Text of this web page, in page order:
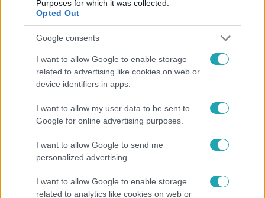
Purposes for which it was collected.
Opted Out
Google consents
I want to allow Google to enable storage
related to advertising like cookies on web or
device identifiers in apps.
I want to allow my user data to be sent to
Google for online advertising purposes.
I want to allow Google to send me
personalized advertising.
I want to allow Google to enable storage
related to analytics like cookies on web or
Népszerű